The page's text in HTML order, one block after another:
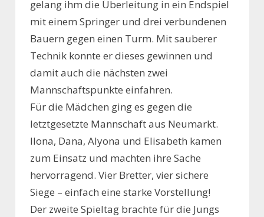
gelang ihm die Überleitung in ein Endspiel
mit einem Springer und drei verbundenen
Bauern gegen einen Turm. Mit sauberer
Technik konnte er dieses gewinnen und
damit auch die nächsten zwei
Mannschaftspunkte einfahren.
Für die Mädchen ging es gegen die
letztgesetzte Mannschaft aus Neumarkt.
Ilona, Dana, Alyona und Elisabeth kamen
zum Einsatz und machten ihre Sache
hervorragend. Vier Bretter, vier sichere
Siege – einfach eine starke Vorstellung!
Der zweite Spieltag brachte für die Jungs